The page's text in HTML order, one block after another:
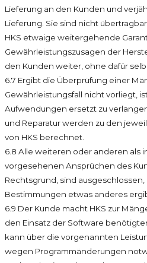
Lieferung an den Kunden und
Lieferung. Sie sind nicht
HKS etwaige weitergehende
Gewährleistungszusagen der
den Kunden weiter, ohne dafür
6.7 Ergibt die Überprüfung einer
Gewährleistungsfall nicht vorliegt,
Aufwendungen ersetzt zu
und Reparatur werden zu den
von HKS berechnet.
6.8 Alle weiteren oder anderen als
vorgesehenen Ansprüchen des
Rechtsgrund, sind
Bestimmungen etwas anderes
6.9 Der Kunde macht HKS zur
den Einsatz der Software
kann über die vorgenannten
wegen Programmänderungen